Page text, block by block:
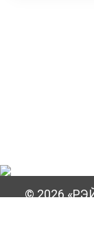
© 2026